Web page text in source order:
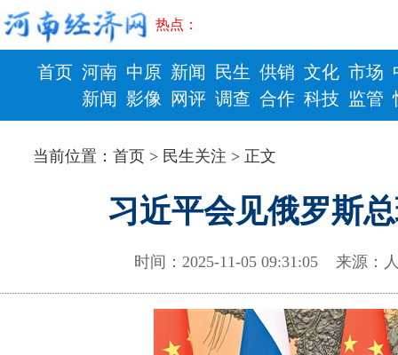
热点：
首页 河南
新闻
中原
影像
新闻
网评
民生
调查
供销
合作
文化
科技
市场
监管
财政 健康
当前位置：首页 > 民生关注 > 正文
习近平会见俄罗斯
时间：2025-11-05 09:31:05 来源